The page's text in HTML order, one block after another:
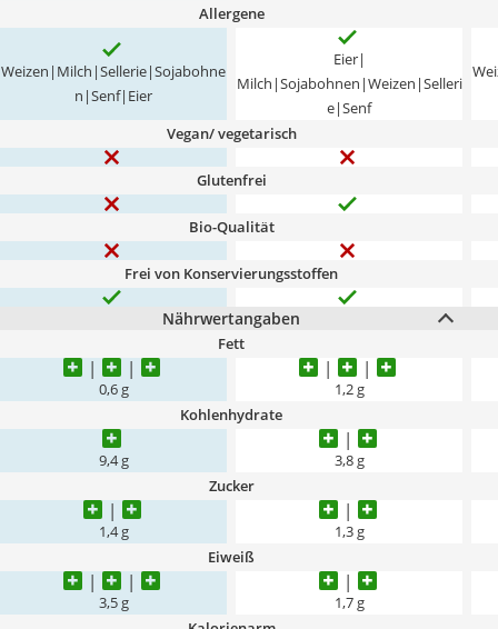
Allergene
Weizen|Milch|Sellerie|Sojabohne
n|Senf|Eier
Eier|
Milch|Sojabohnen|Weizen|Selleri
e|Senf
Vegan/ vegetarisch
Glutenfrei
Bio-Qualität
Frei von Konservierungsstoffen
Nährwertangaben
Fett
0,6 g 1,2 g
Kohlenhydrate
9,4 g 3,8 g
Zucker
1,4 g 1,3 g
Eiweiß
3,5 g 1,7 g